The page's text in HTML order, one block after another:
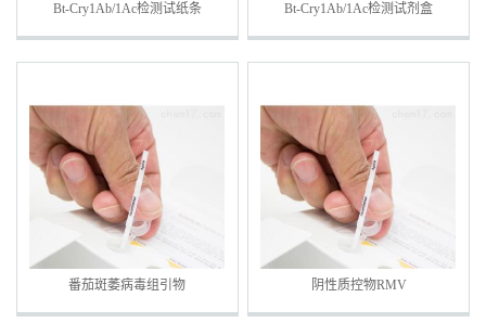
Bt-Cry1Ab/1Ac检测试纸条 Bt-Cry1Ab/1Ac检测试剂盒
番茄斑萎病毒组引物 阴性质控物RMV